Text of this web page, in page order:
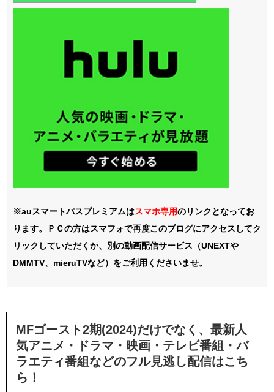
※auスマートパスプレミアムはスマホ専用のリンクとなってお
ります。ＰＣの方はスマフォで再度このブログにアクセスしてク
リックしていただくか、別の動画配信サービス（UNEXTや
DMMTV、mieruTVなど）をご利用くださいませ。
MFゴースト2期(2024)だけでなく、最新人
気アニメ・ドラマ・映画・テレビ番組・バ
ラエティ番組などのフル見逃し配信はこち
ら！